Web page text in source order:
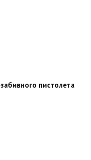
пистолета